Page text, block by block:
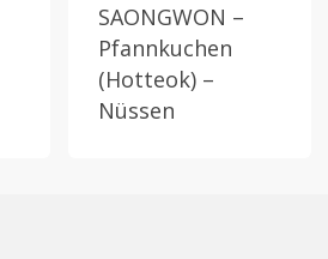
SAONGWON –
Pfannkuchen
(Hotteok) –
Nüssen